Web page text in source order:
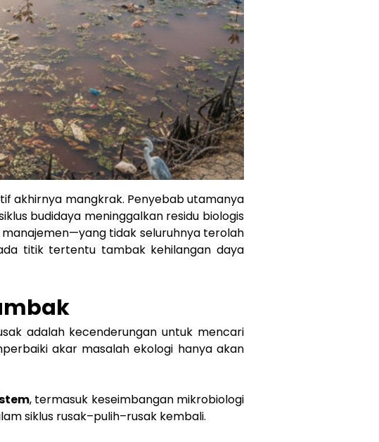
akhirnya mangkrak. Penyebab utamanya
budidaya meninggalkan residu biologis
tidak seluruhnya terolah
titik tertentu tambak kehilangan daya
adalah kecenderungan untuk mencari
akar masalah ekologi hanya akan
, termasuk keseimbangan mikrobiologi
siklus rusak–pulih–rusak kembali.